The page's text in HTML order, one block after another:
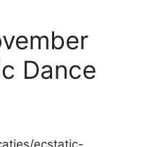
Dance
ecstatic-